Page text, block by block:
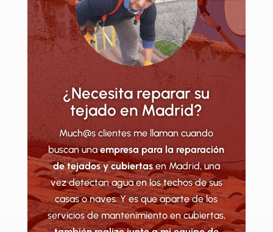
¿Necesita reparar su
tejado en Madrid?
Much@s clientes me llaman cuando
buscan unaempresa para la reparación
de tejados y cubiertasen Madrid, una
vez detectan agua en los techos de sus
casas o naves. Y es que aparte de los
servicios de mantenimiento en cubiertas,